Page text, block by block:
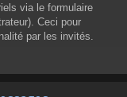
via le formulaire
Ceci pour
par les invités.